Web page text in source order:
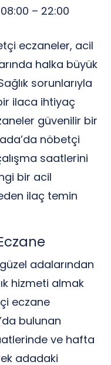
08:00 – 22:00
eczaneler, acil
halka büyük
sorunlarıyla
ilaca ihtiyaç
güvenilir bir
nöbetçi
saatlerini
bir acil
ilaç temin
adalarından
hizmeti almak
eczane
bulunan
ve hafta
adadaki